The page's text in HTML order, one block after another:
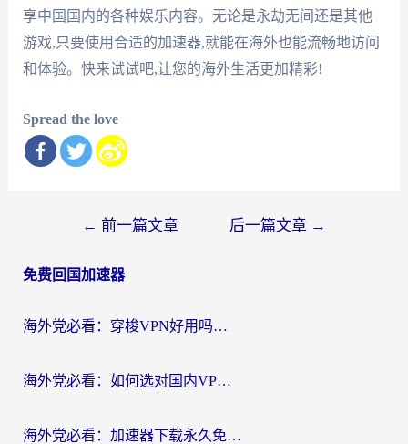
享中国国内的各种娱乐内容。无论是永劫无间还是其他
游戏,只要使用合适的加速器,就能在海外也能流畅地访问
和体验。快来试试吧,让您的海外生活更加精彩!
Spread the love
导
← 前一篇文章 后一篇文章 →
免费回国加速器
海外党必看：穿梭VPN好用吗？和云帆VPN对比哪个回国效果更好？附真实测评+避坑指南
海外党必看：如何选对国内VPN，实现无缝访问国内资源？
海外党必看：加速器下载永久免费版真的存在吗？教你无缝访问国内资源的正确姿势